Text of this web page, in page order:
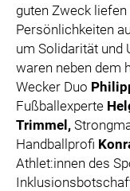
guten Zweck
Persönlichkeiten
um Solidarität und
waren neben dem
Wecker Duo
Fußballexperte
Trimmel,
Handballprofi
Athlet:innen des